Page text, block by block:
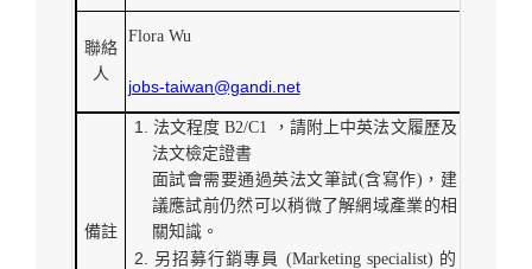
聯絡
人
Flora Wu
jobs-taiwan@gandi.net
備註
法文程度 B2/C1 ，請附上中英法文履歷及
法文檢定證書
面試會需要通過英法文筆試(含寫作)，建
議應試前仍然可以稍微了解網域產業的相
關知識。
另招募行銷專員 (Marketing specialist) 的